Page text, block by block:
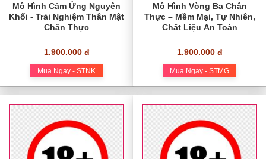
Mô Hình Cảm Ứng Nguyên
Khối - Trải Nghiệm Thân Mật
Chân Thực
1.900.000 đ
Mua Ngay - STNK
Mô Hình Vòng Ba Chân
Thực – Mềm Mại, Tự Nhiên,
Chất Liệu An Toàn
1.900.000 đ
Mua Ngay - STMG